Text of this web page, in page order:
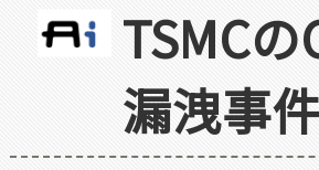
TSMC
漏洩事